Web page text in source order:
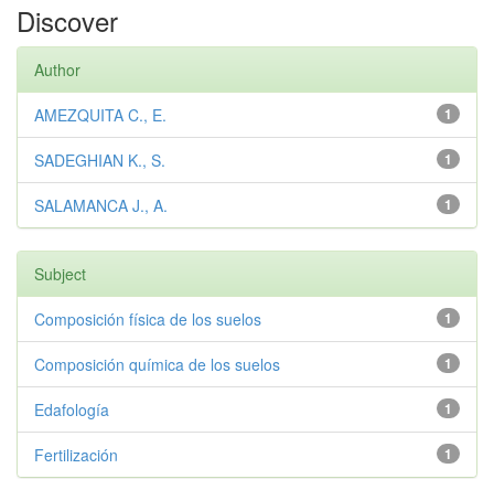
Discover
Author
1
AMEZQUITA C., E.
1
SADEGHIAN K., S.
1
SALAMANCA J., A.
Subject
1
Composición física de los suelos
1
Composición química de los suelos
1
Edafología
1
Fertilización